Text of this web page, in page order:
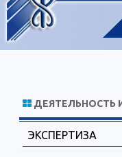
ДЕЯТЕЛЬНОСТЬ
ЭКСПЕРТИЗА